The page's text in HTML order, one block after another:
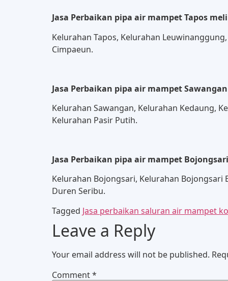
Jasa Perbaikan pipa air mampet Tapos
Kelurahan Tapos, Kelurahan
Cimpaeun.
Jasa Perbaikan pipa air mampet
Kelurahan Sawangan, Kelurahan Kedaung,
Kelurahan Pasir Putih.
Jasa Perbaikan pipa air mampet
Kelurahan Bojongsari, Kelurahan Bojongsari
Duren Seribu.
Tagged Jasa perbaikan saluran air mampet
Leave a Reply
Your email address will not be published.
Comment*